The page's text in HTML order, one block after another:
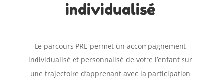
individualisé
Le parcours PRE permet un accompagnement
individualisé et personnalisé de votre l’enfant sur
une trajectoire d’apprenant avec la participation